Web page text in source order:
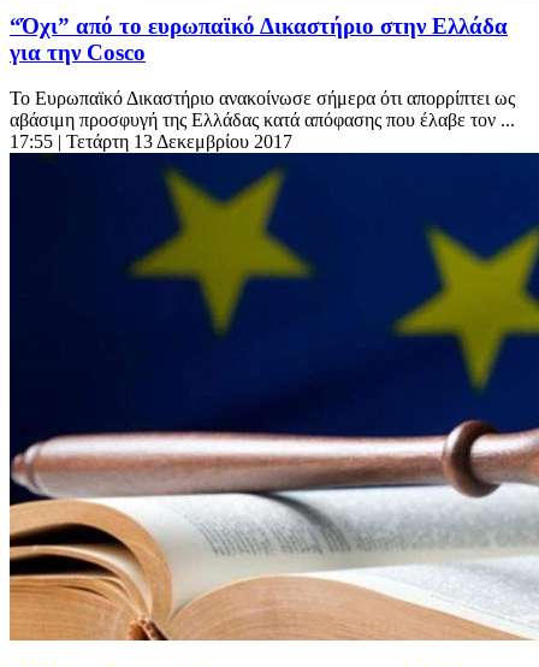
“Όχι” από το ευρωπαϊκό Δικαστήριο στην Ελλάδα
για την Cosco
Το Ευρωπαϊκό Δικαστήριο ανακοίνωσε σήμερα ότι απορρίπτει ως
αβάσιμη προσφυγή της Ελλάδας κατά απόφασης που έλαβε τον ...
17:55 | Τετάρτη 13 Δεκεμβρίου 2017